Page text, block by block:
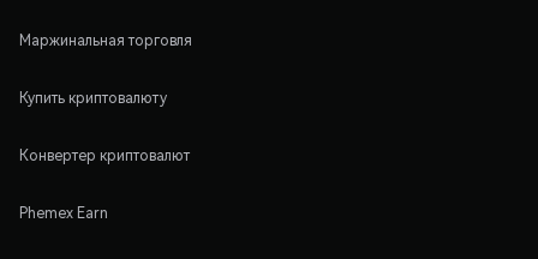
Маржинальная торговля
Купить криптовалюту
Конвертер криптовалют
Phemex Earn